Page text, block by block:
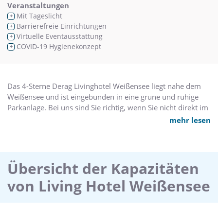
Veranstaltungen
+ Mit Tageslicht
+ Barrierefreie Einrichtungen
+ Virtuelle Eventausstattung
+ COVID-19 Hygienekonzept
Das 4-Sterne Derag Livinghotel Weißensee liegt nahe dem
Weißensee und ist eingebunden in eine grüne und ruhige
Parkanlage. Bei uns sind Sie richtig, wenn Sie nicht direkt im
pulsierenden Zentrum Berlins wohnen möchten. Dank der
komfortabel eingerichtet. Alle Zimmer sind hochwertig
eingerichtet und mit einer Küche/Kitchenette sowie W-Lan
ausgestattet. Moderne und praktische Büroapartments
ermöglichen es Ihnen, Wohnen und Arbeiten miteinander zu
mehr lesen
Übersicht der Kapazitäten
von Living Hotel Weißensee